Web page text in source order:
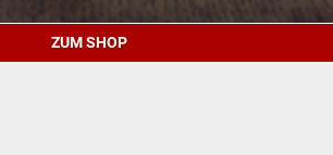
ZUM SHOP